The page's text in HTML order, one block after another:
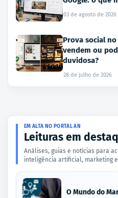
03 de agosto de 2026
Prova social
vendem ou
duvidosa?
28 de julho de 2026
EM ALTA NO PORTAL AN
Leituras em
Análises, guias e notícias para
inteligência artificial, marketing
O Mundo do